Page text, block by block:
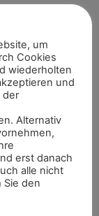
des Sommers?
Weide darf,
noch
um
Cookies
wiederholten
und
der
Alternativ
erst danach
alle nicht
Sie den